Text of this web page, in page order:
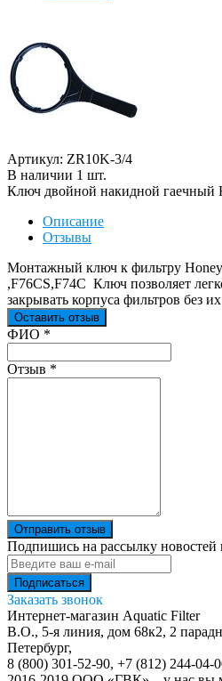
Артикул: ZR10K-3/4
В наличии 1 шт.
Ключ двойной накидной гаечный
Описание
Отзывы
Монтажный ключ к фильтру
,F76CS,F74С Ключ позволяет
закрывать корпуса фильтров без
Оставить отзыв
Ваш отзыв был отправлен!
ФИО *
Отзыв *
Отправить отзыв
Подпишись на рассылку новостей
Заказать звонок
Интернет-магазин Aquatic Filter
В.О., 5-я линия, дом 68к2, 2
Петербург,
8 (800) 301-52-90, +7 (812) 244-04-